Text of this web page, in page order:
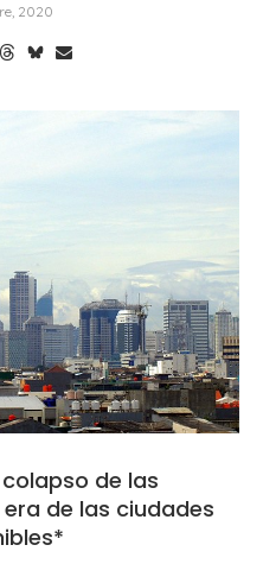
2020
de las
de las ciudades